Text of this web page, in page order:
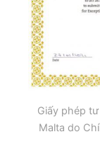
Giấy phép
Malta do